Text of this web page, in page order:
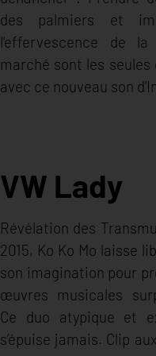
des palmiers et
l'effervescence de
marché sont les
avec ce nouveau son
VW Lady
Révélation des
2015, Ko Ko Mo laisse
son imagination pour
œuvres musicales
Ce duo atypique et
s’épuise jamais. Clip